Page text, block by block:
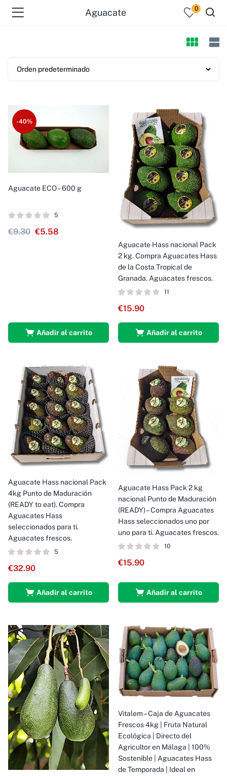
Aguacate 0
-40%
Aguacate ECO – 600 g
5
€9.30 €5.58
Añadir al carrito
Aguacate Hass nacional Pack
2 kg. Compra Aguacates Hass
de la Costa Tropical de
Granada. Aguacates frescos.
11
€15.90
Añadir al carrito
Aguacate Hass nacional Pack
4kg Punto de Maduración
(READY to eat). Compra
Aguacates Hass
seleccionados para ti.
Aguacates frescos.
5
€32.90
Añadir al carrito
Aguacate Hass Pack 2 kg
nacional Punto de Maduración
(READY) – Compra Aguacates
Hass seleccionados uno por
uno para ti. Aguacates frescos.
10
€15.90
Añadir al carrito
Vitalem – Caja de Aguacates
Frescos 4kg | Fruta Natural
Ecológica | Directo del
Agricultor en Málaga | 100%
Sostenible | Aguacates Hass
de Temporada | Ideal en